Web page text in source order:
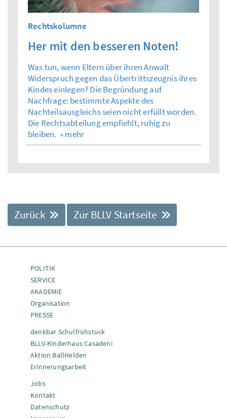
Rechtskolumne
Her mit den besseren Noten!
Was tun, wenn Eltern über ihren Anwalt
Widerspruch gegen das Übertrittszeugnis ihres
Kindes einlegen? Die Begründung auf
Nachfrage: bestimmte Aspekte des
Nachteilsausgleichs seien nicht erfüllt worden.
Die Rechtsabteilung empfiehlt, ruhig zu
bleiben. » mehr
Zurück Zur BLLV Startseite
POLITIK
SERVICE
AKADEMIE
Organisation
PRESSE
denkbar Schulfrühstück
BLLV-Kinderhaus Casadeni
Aktion BallHelden
Erinnerungsarbeit
Jobs
Kontakt
Datenschutz